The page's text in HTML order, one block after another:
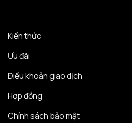
Kiến thức
Ưu đãi
Điều khoản giao dịch
Hợp đồng
Chính sách bảo mật